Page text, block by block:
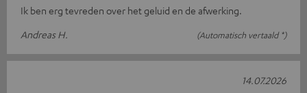
Ik ben erg tevreden over het geluid en de afwerking.
Andreas H.
(Automatisch vertaald *)
14.07.2026